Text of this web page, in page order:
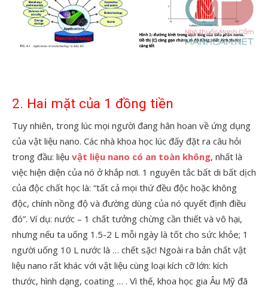
2. Hai mặt của 1 đồng tiền
Tuy nhiên, trong lúc mọi người đang hân hoan về ứng dụng
của vật liệu nano. Các nhà khoa học lúc đấy đặt ra câu hỏi
trong đầu: liệu vật liệu nano có an toàn không, nhất là
việc hiện diện của nó ở khắp nơi. 1 nguyên tắc bất di bất dịch
của độc chất học là: “tất cả mọi thứ đều độc hoặc không
độc, chính nồng độ và đường dùng của nó quyết định điều
đó”. Ví dụ: nước – 1 chất tưởng chừng cần thiết và vô hại,
nhưng nếu ta uống 1.5-2 L mỗi ngày là tốt cho sức khỏe; 1
người uống 10 L nước là … chết sặc! Ngoài ra bản chất vật
liệu nano rất khác với vật liệu cùng loại kích cỡ lớn: kích
thước, hình dạng, coating … . Vì thế, khoa học gia Âu Mỹ đã